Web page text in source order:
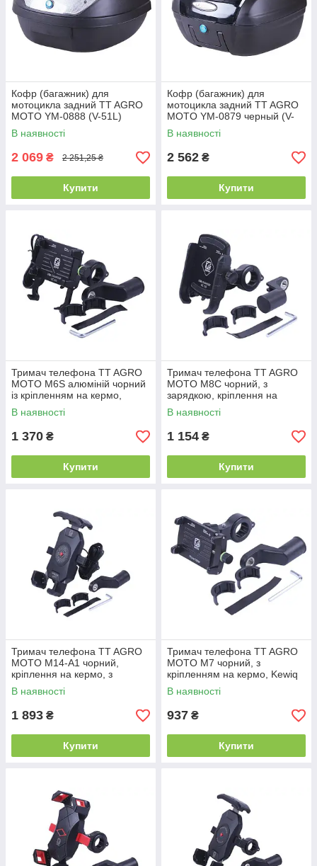
Кофр (багажник) для
мотоцикла задний TT AGRO
MOTO YM-0888 (V-51L)
59.5×44×31.5 черный
В наявності
2 069 ₴ 2 251,25 ₴
Купити
Кофр (багажник) для
мотоцикла задний TT AGRO
MOTO YM-0879 черный (V-
40L) 50×43×32 черный
В наявності
2 562 ₴
Купити
Тримач телефона TT AGRO
MOTO M6S алюміній чорний
із кріпленням на кермо,
Kewiq
В наявності
1 370 ₴
Купити
Тримач телефона TT AGRO
MOTO M8C чорний, з
зарядкою, кріплення на
кермо, Kewiq
В наявності
1 154 ₴
Купити
Тримач телефона TT AGRO
MOTO M14-A1 чорний,
кріплення на кермо, з
бездротовою зарядкою,
Kewiq
В наявності
1 893 ₴
Купити
Тримач телефона TT AGRO
MOTO M7 чорний, з
кріпленням на кермо, Kewiq
В наявності
937 ₴
Купити